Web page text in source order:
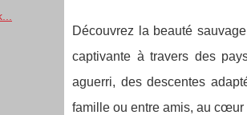
Découvrez la beauté
captivante à travers des
aguerri, des descentes
famille ou entre amis, au cœur